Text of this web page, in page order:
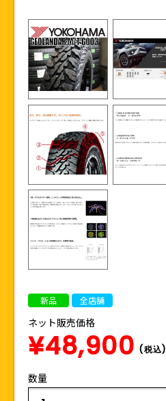
新品 全店舗
ネット販売価格
¥48,900 (税込)
数量